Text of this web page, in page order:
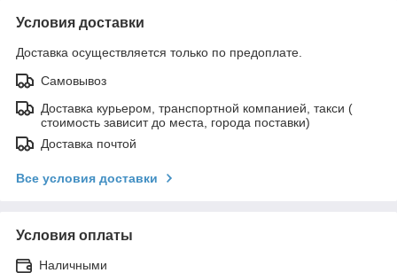
Условия доставки
Доставка осуществляется только по предоплате.
Самовывоз
Доставка курьером, транспортной компанией, такси (
стоимость зависит до места, города поставки)
Доставка почтой
Все условия доставки
Условия оплаты
Наличными